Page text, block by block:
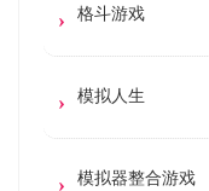
格斗游戏
模拟人生
模拟器整合游戏